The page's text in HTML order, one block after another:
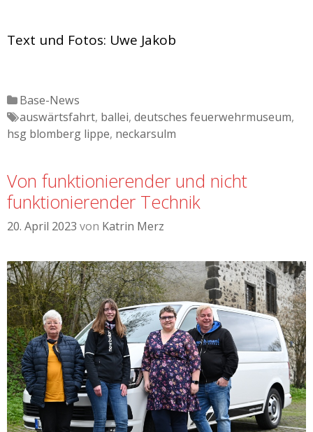
Text und Fotos: Uwe Jakob
Katgeorien
Base-News
Tags
auswärtsfahrt, ballei, deutsches feuerwehrmuseum,
hsg blomberg lippe, neckarsulm
Von funktionierender und nicht
funktionierender Technik
20. April 2023 von Katrin Merz